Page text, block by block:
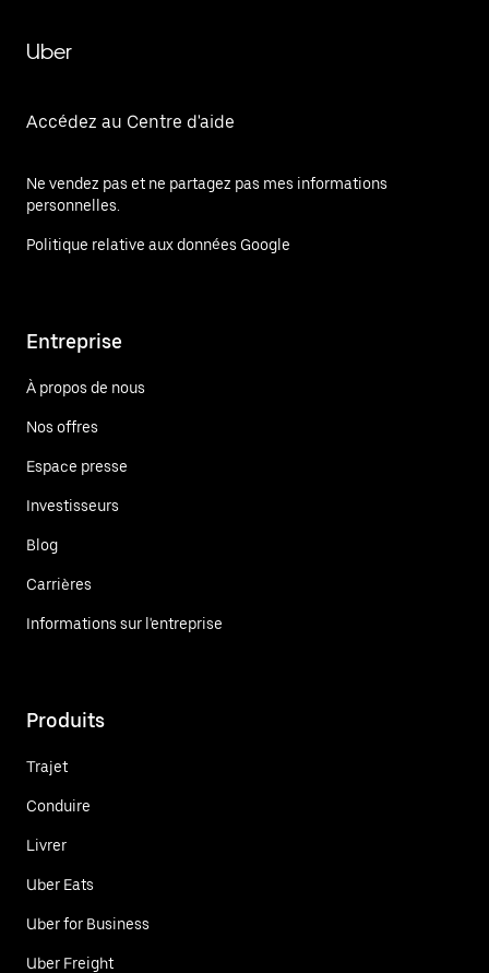
Uber
Accédez au Centre d'aide
Ne vendez pas et ne partagez pas mes informations
personnelles.
Politique relative aux données Google
Entreprise
À propos de nous
Nos offres
Espace presse
Investisseurs
Blog
Carrières
Informations sur l'entreprise
Produits
Trajet
Conduire
Livrer
Uber Eats
Uber for Business
Uber Freight